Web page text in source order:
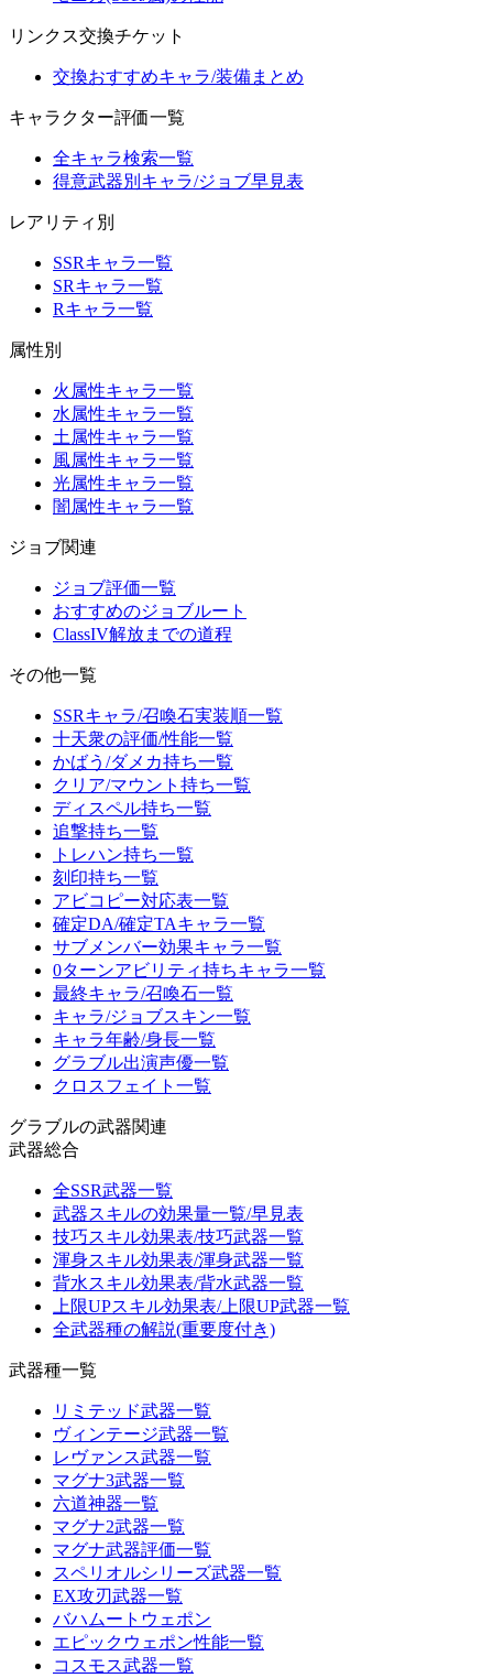
リンクス交換チケット
交換おすすめキャラ/装備まとめ
キャラクター評価一覧
全キャラ検索一覧
得意武器別キャラ/ジョブ早見表
レアリティ別
SSRキャラ一覧
SRキャラ一覧
Rキャラ一覧
属性別
火属性キャラ一覧
水属性キャラ一覧
土属性キャラ一覧
風属性キャラ一覧
光属性キャラ一覧
闇属性キャラ一覧
ジョブ関連
ジョブ評価一覧
おすすめのジョブルート
ClassIV解放までの道程
その他一覧
SSRキャラ/召喚石実装順一覧
十天衆の評価/性能一覧
かばう/ダメカ持ち一覧
クリア/マウント持ち一覧
ディスペル持ち一覧
追撃持ち一覧
トレハン持ち一覧
刻印持ち一覧
アビコピー対応表一覧
確定DA/確定TAキャラ一覧
サブメンバー効果キャラ一覧
0ターンアビリティ持ちキャラ一覧
最終キャラ/召喚石一覧
キャラ/ジョブスキン一覧
キャラ年齢/身長一覧
グラブル出演声優一覧
クロスフェイト一覧
グラブルの武器関連
武器総合
全SSR武器一覧
武器スキルの効果量一覧/早見表
技巧スキル効果表/技巧武器一覧
渾身スキル効果表/渾身武器一覧
背水スキル効果表/背水武器一覧
上限UPスキル効果表/上限UP武器一覧
全武器種の解説(重要度付き)
武器種一覧
リミテッド武器一覧
ヴィンテージ武器一覧
レヴァンス武器一覧
マグナ3武器一覧
六道神器一覧
マグナ2武器一覧
マグナ武器評価一覧
スペリオルシリーズ武器一覧
EX攻刃武器一覧
バハムートウェポン
エピックウェポン性能一覧
コスモス武器一覧